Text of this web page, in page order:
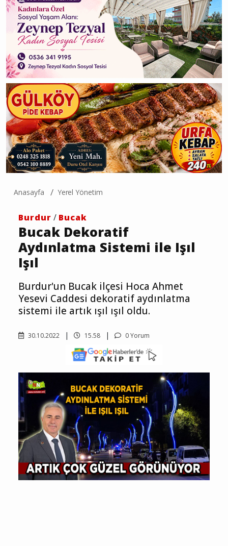
Anasayfa Yerel Yönetim
Burdur / Bucak
Bucak Dekoratif
Aydınlatma Sistemi ile Işıl
Işıl
Burdur'un Bucak ilçesi Hoca Ahmet
Yesevi Caddesi dekoratif aydınlatma
sistemi ile artık ışıl ışıl oldu.
30.10.2022 15.58 0 Yorum